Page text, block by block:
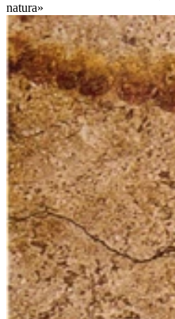
natura»